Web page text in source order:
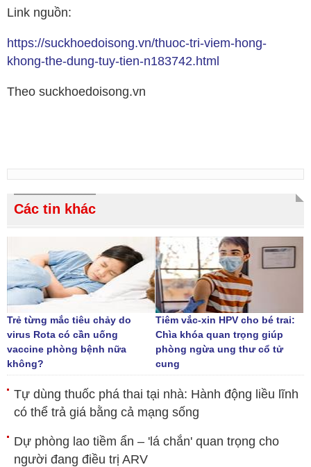
Link nguồn:
https://suckhoedoisong.vn/thuoc-tri-viem-hong-
khong-the-dung-tuy-tien-n183742.html
Theo suckhoedoisong.vn
Các tin khác
Trẻ từng mắc tiêu chảy do
virus Rota có cần uống
vaccine phòng bệnh nữa
không?
Tiêm vắc-xin HPV cho bé trai:
Chìa khóa quan trọng giúp
phòng ngừa ung thư cổ tử
cung
Tự dùng thuốc phá thai tại nhà: Hành động liều lĩnh
có thể trả giá bằng cả mạng sống
Dự phòng lao tiềm ẩn – 'lá chắn' quan trọng cho
người đang điều trị ARV